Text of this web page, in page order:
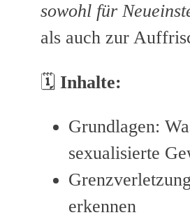
sowohl für
als auch zur
🗓️ Inhalte:
Grundlagen:
sexualisierte
erkennen